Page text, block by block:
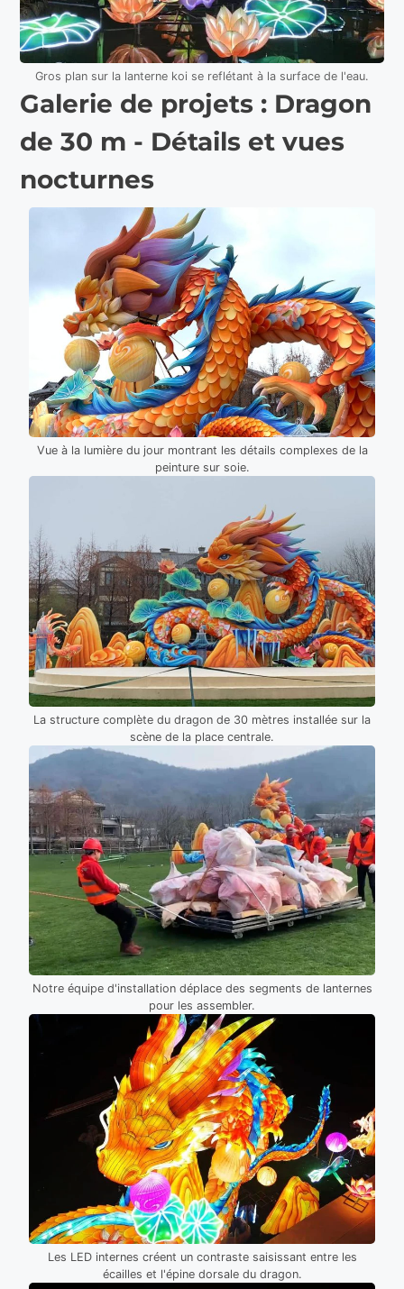
Gros plan sur la lanterne koi se reflétant à la surface de l'eau.
Galerie de projets : Dragon
de 30 m - Détails et vues
nocturnes
Vue à la lumière du jour montrant les détails complexes de la
peinture sur soie.
La structure complète du dragon de 30 mètres installée sur la
scène de la place centrale.
Notre équipe d'installation déplace des segments de lanternes
pour les assembler.
Les LED internes créent un contraste saisissant entre les
écailles et l'épine dorsale du dragon.